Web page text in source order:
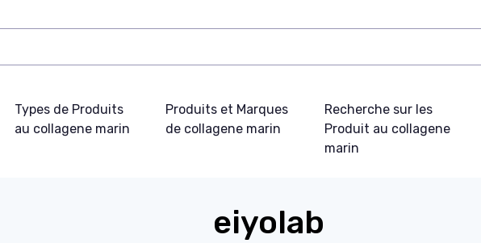
Types de Produits
au collagene marin
Produits et Marques
de collagene marin
Recherche sur les
Produit au collagene
marin
eiyolab